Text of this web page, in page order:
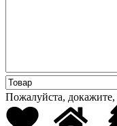
Пожалуйста,